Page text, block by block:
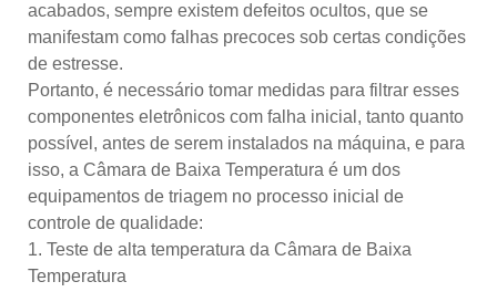
acabados, sempre existem defeitos ocultos, que se
manifestam como falhas precoces sob certas condições
de estresse.
Portanto, é necessário tomar medidas para filtrar esses
componentes eletrônicos com falha inicial, tanto quanto
possível, antes de serem instalados na máquina, e para
isso, a Câmara de Baixa Temperatura é um dos
equipamentos de triagem no processo inicial de
controle de qualidade:
1. Teste de alta temperatura da Câmara de Baixa
Temperatura